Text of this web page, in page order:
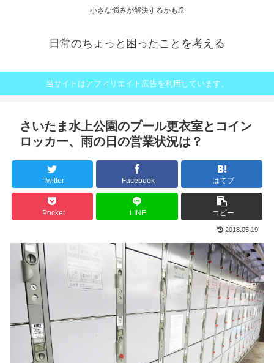
小さな悩みが解決するかも!?
日常のちょっと困ったことを考える
当サイトはアフィリエイト広告を利用しています。
さいたま水上公園のプール更衣室とコイン
ロッカー、雨の日の営業状況は？
Twitter Facebook はてブ
Pocket LINE コピー
2018.05.19